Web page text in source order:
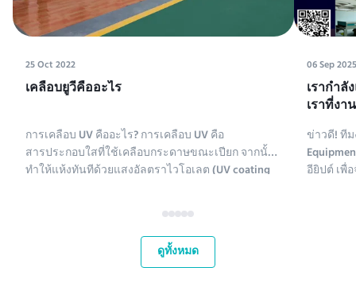
25 Oct 2022
เคลือบยูวีคืออะไร
การเคลือบ UV คืออะไร? การเคลือบ UV คือ
สารประกอบใสที่ใช้เคลือบกระดาษขณะเปียก จากนั้น
ทำให้แห้งทันทีด้วยแสงอัลตราไวโอเลต (UV coating
ชนิดที่ใช้เคลือบกระดาษ สารเคมีเคลือบ UV ประกอบ
ด้วยโพลีเอทิลีน แคลเซียมคาร์บอเนต และคาโอลิไนต์
สารประกอบเหล่านี้จะถูกทำให้บริส...
06 Sep 2025
เรากํา
เราที่งา
2025
ข่าวดี! ทีม
อียิปต์ เพื่
ดูทั้งหมด